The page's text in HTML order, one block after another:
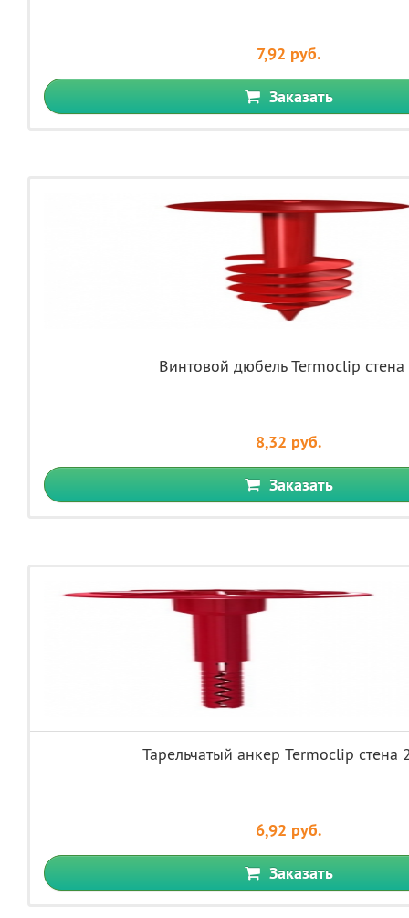
7,92 руб.
Заказать
Винтовой дюбель Termoclip стена
8,32 руб.
Заказать
Тарельчатый анкер Termoclip стена
6,92 руб.
Заказать